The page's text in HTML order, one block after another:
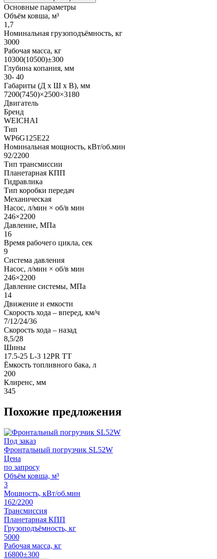
Основные параметры
Объём ковша, м³
1,7
Номинальная грузоподъёмность, кг
3000
Рабочая масса, кг
10300(10500)±300
Глубина копания, мм
30- 40
Габариты (Д х Ш х В), мм
7200(7450)×2500×3180
Двигатель
Бренд
WEICHAI
Тип
WP6G125E22
Номинальная мощность, кВт/об.мин
92/2200
Тип трансмиссии
Планетарная КПП
Гидравлика
Тип коробки передач
Механическая
Насос, л/мин × об/в мин
246×2200
Давление, МПа
16
Время рабочего цикла, сек
9
Система давления
Насос, л/мин × об/в мин
246×2200
Давление системы, МПа
14
Движение и емкости
Скорость хода ‒ вперед, км/ч
7/12/24/36
Скорость хода ‒ назад
8,5/28
Шины
17.5-25 L-3 12PR TT
Ёмкость топливного бака, л
200
Клиренс, мм
345
Похожие предложения
Под заказ
Фронтальный погрузчик SL52W
Цена
по запросу
Объём ковша, м³
3
Мощность, кВт/об.мин
162/2200
Трансмиссия
Планетарная КПП
Грузоподъёмность, кг
5000
Рабочая масса, кг
16800±300